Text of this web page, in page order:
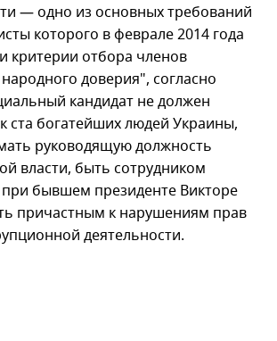
— одно из основных требований
которого в феврале 2014 года
критерии отбора членов
доверия", согласно
кандидат не должен
ста богатейших людей Украины,
руководящую должность
власти, быть сотрудником
бывшем президенте Викторе
причастным к нарушениям прав
деятельности.